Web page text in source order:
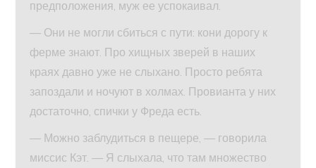
предположения, муж ее успокаивал.
— Они не могли сбиться с пути: кони дорогу к
ферме знают. Про хищных зверей в наших
краях давно уже не слыхано. Просто ребята
запоздали и ночуют в холмах. Провианта у них
достаточно, спички у Фреда есть.
— Можно заблудиться в пещере, — говорила
миссис Кэт. — Я слыхала, что там множество